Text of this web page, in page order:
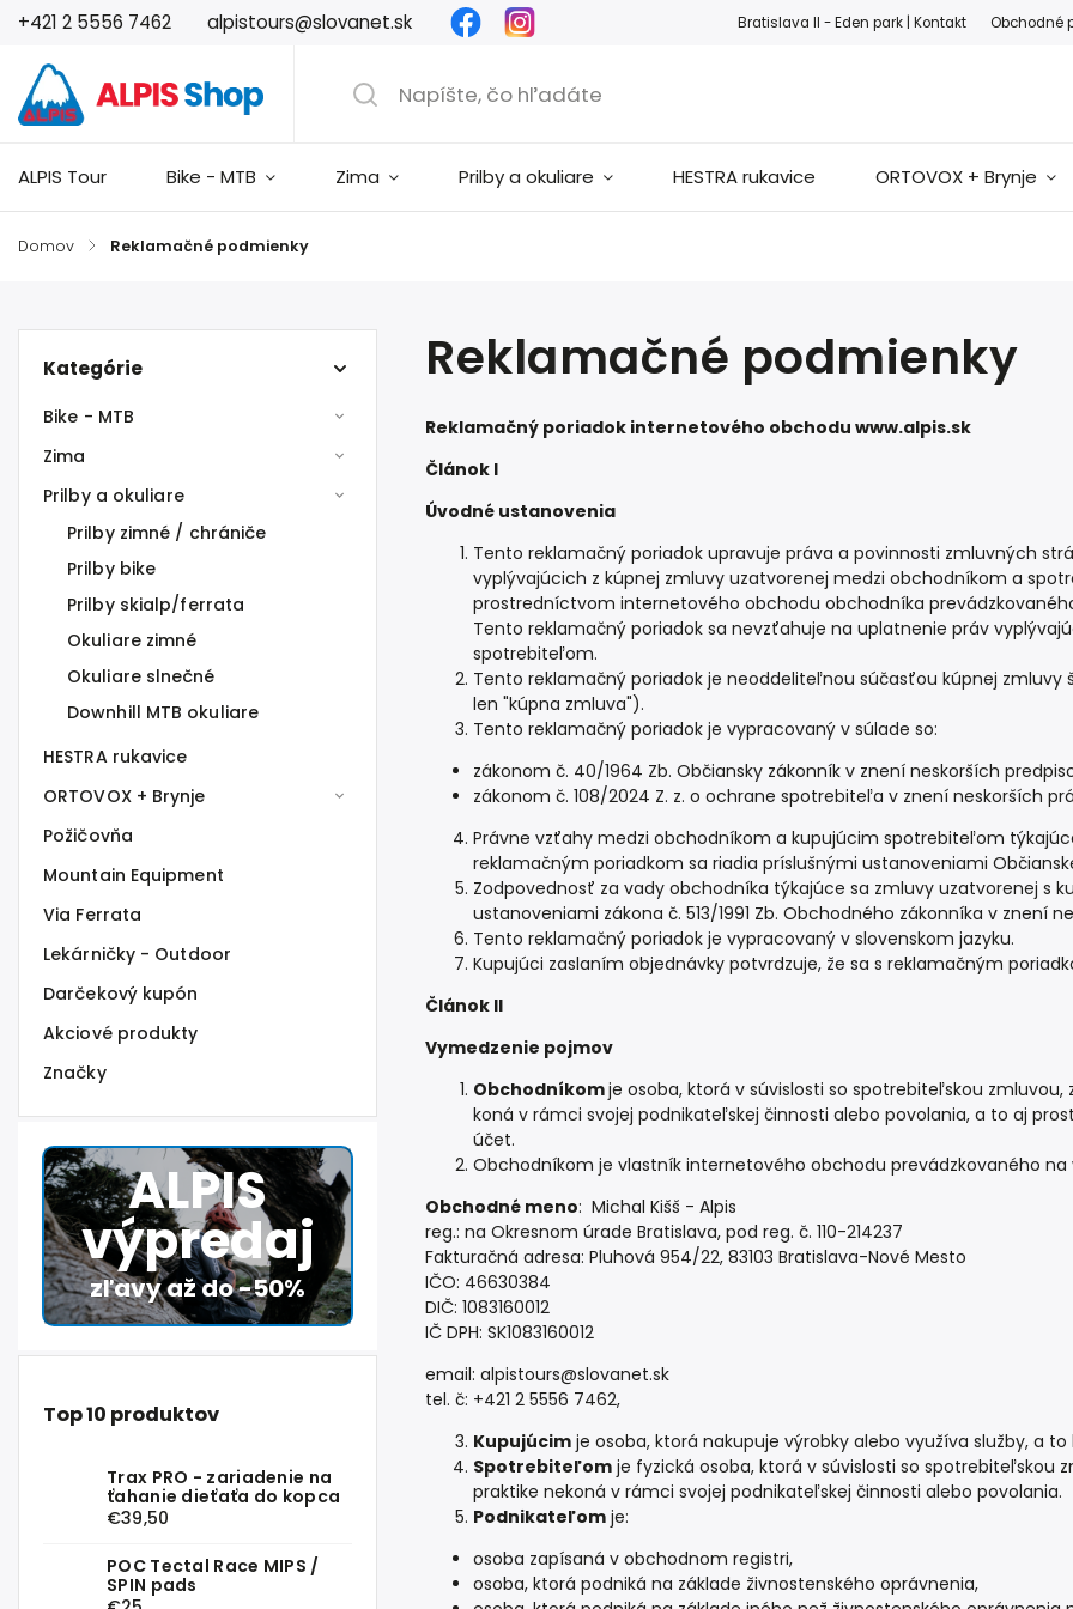
+421 2 5556 7462 alpistours@slovanet.sk Facebook Bratislava II - Eden park |Kontakt Obchodné
ALPIS Tour Bike - MTB Zima Prilby a okuliare HESTRA rukavice ORTOVOX + Brynje
Domov / Reklamačné podmienky
Kategórie
Bike - MTB
Zima
Prilby a okuliare
Prilby zimné / chrániče
Prilby bike
Prilby skialp/ferrata
Okuliare zimné
Okuliare slnečné
Downhill MTB okuliare
HESTRA rukavice
ORTOVOX + Brynje
Požičovňa
Mountain Equipment
Via Ferrata
Lekárničky - Outdoor
Darčekový kupón
Akciové produkty
Značky
zľavy až do -50%
ALPIS
výpredaj
Top 10 produktov
Trax PRO - zariadenie na
ťahanie dieťaťa do kopca
€39,50
POC Tectal Race MIPS /
SPIN pads
Reklamačné podmienky
Reklamačný poriadok internetového obchodu www.alpis.sk
Článok I
Úvodné ustanovenia
Tento reklamačný poriadok upravuje práva a povinnosti zmluvných
vyplývajúcich z kúpnej zmluvy uzatvorenej medzi obchodníkom a
prostredníctvom internetového obchodu obchodníka
Tento reklamačný poriadok sa nevzťahuje na uplatnenie práv
spotrebiteľom.
Tento reklamačný poriadok je neoddeliteľnou súčasťou kúpnej zmluvy
len "kúpna zmluva").
Tento reklamačný poriadok je vypracovaný v súlade so:
zákonom č. 40/1964 Zb. Občiansky zákonník v znení neskorších
zákonom č. 108/2024 Z. z. o ochrane spotrebiteľa v znení neskorších
Právne vzťahy medzi obchodníkom a kupujúcim spotrebiteľom
reklamačným poriadkom sa riadia príslušnými ustanoveniami
Zodpovednosť za vady obchodníka týkajúce sa zmluvy uzatvorenej s
ustanoveniami zákona č. 513/1991 Zb. Obchodného zákonníka v znení
Tento reklamačný poriadok je vypracovaný v slovenskom jazyku.
Kupujúci zaslaním objednávky potvrdzuje, že sa s reklamačným
Článok II
Vymedzenie pojmov
Obchodníkomje osoba, ktorá v súvislosti so spotrebiteľskou
koná v rámci svojej podnikateľskej činnosti alebo povolania, a to aj
účet.
Obchodníkom je vlastník internetového obchodu prevádzkovaného na
Obchodné meno: Michal Kišš - Alpis
reg.: na Okresnom úrade Bratislava, pod reg. č. 110-214237
Fakturačná adresa: Pluhová 954/22, 83103 Bratislava-Nové Mesto
IČO: 46630384
DIČ: 1083160012
IČ DPH: SK1083160012
email: alpistours@slovanet.sk
tel. č: +421 2 5556 7462,
Kupujúcim je osoba, ktorá nakupuje výrobky alebo využíva služby, a
Spotrebiteľom je fyzická osoba, ktorá v súvislosti so spotrebiteľskou
praktike nekoná v rámci svojej podnikateľskej činnosti alebo povolania.
Podnikateľom je:
osoba zapísaná v obchodnom registri,
osoba, ktorá podniká na základe živnostenského oprávnenia,